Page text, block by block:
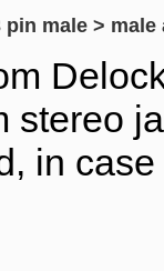
male >
stereo
in